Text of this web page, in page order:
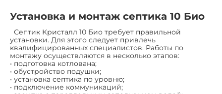
Установка и монтаж септика 10 Био
Септик Кристалл 10 Био требует правильной
установки. Для этого следует привлечь
квалифицированных специалистов. Работы по
монтажу осуществляются в несколько этапов:
• подготовка котлована;
• обустройство подушки;
• установка септика по уровню;
• подключение коммуникаций;